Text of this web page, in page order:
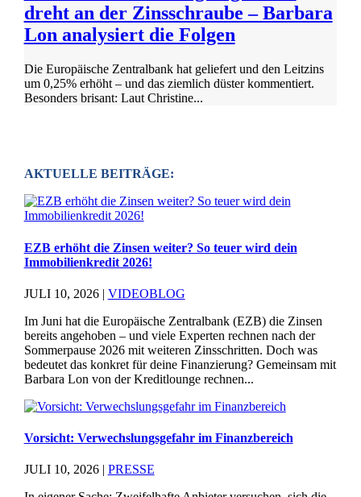
dreht an der Zinsschraube – Barbara
Lon analysiert die Folgen
Die Europäische Zentralbank hat geliefert und den Leitzins
um 0,25% erhöht – und das ziemlich düster kommentiert.
Besonders brisant: Laut Christine...
AKTUELLE BEITRÄGE:
EZB erhöht die Zinsen weiter? So teuer wird dein
Immobilienkredit 2026!
JULI 10, 2026| VIDEOBLOG
Im Juni hat die Europäische Zentralbank (EZB) die Zinsen
bereits angehoben – und viele Experten rechnen nach der
Sommerpause 2026 mit weiteren Zinsschritten. Doch was
bedeutet das konkret für deine Finanzierung? Gemeinsam mit
Barbara Lon von der Kreditlounge rechnen...
Vorsicht: Verwechslungsgefahr im Finanzbereich
JULI 10, 2026| PRESSE